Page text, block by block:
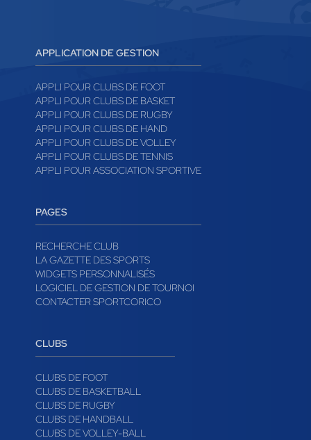
APPLICATION DE GESTION
APPLI POUR CLUBS DE FOOT
APPLI POUR CLUBS DE BASKET
APPLI POUR CLUBS DE RUGBY
APPLI POUR CLUBS DE HAND
APPLI POUR CLUBS DE VOLLEY
APPLI POUR CLUBS DE TENNIS
APPLI POUR ASSOCIATION SPORTIVE
PAGES
RECHERCHE CLUB
LA GAZETTE DES SPORTS
WIDGETS PERSONNALISÉS
LOGICIEL DE GESTION DE TOURNOI
CONTACTER SPORTCORICO
CLUBS
CLUBS DE FOOT
CLUBS DE BASKETBALL
CLUBS DE RUGBY
CLUBS DE HANDBALL
CLUBS DE VOLLEY-BALL